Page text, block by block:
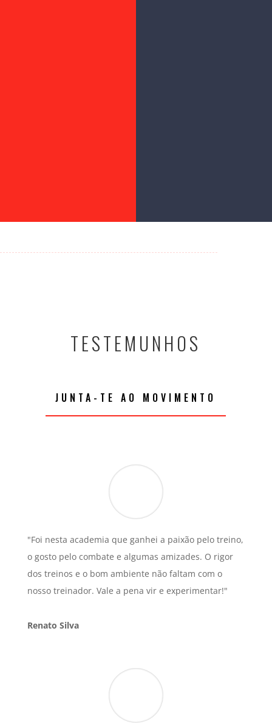
TESTEMUNHOS
JUNTA-TE AO MOVIMENTO
"Foi nesta academia que ganhei a paixão pelo treino,
o gosto pelo combate e algumas amizades. O rigor
dos treinos e o bom ambiente não faltam com o
nosso treinador. Vale a pena vir e experimentar!"
Renato Silva